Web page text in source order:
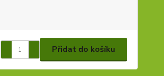
Přidat do košíku